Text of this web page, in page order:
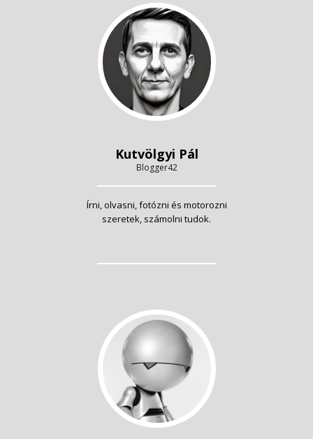
Kutvölgyi Pál
Blogger42
Írni, olvasni, fotózni és motorozni
szeretek, számolni tudok.